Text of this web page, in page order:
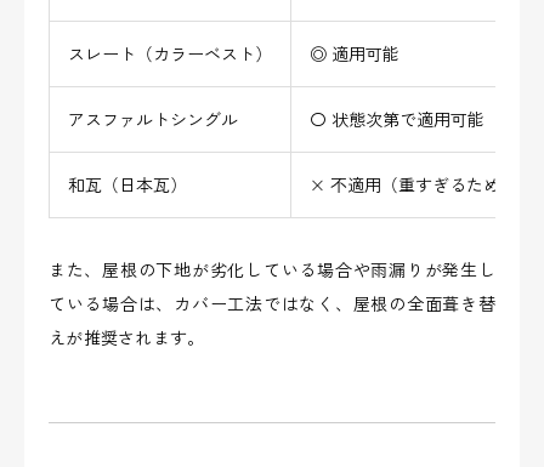
スレート（カラーベスト） ◎ 適用可能
アスファルトシングル 〇 状態次第で適用可能
和瓦（日本瓦） × 不適用（重すぎるため）
また、屋根の下地が劣化している場合や雨漏りが発生し
ている場合は、カバー工法ではなく、屋根の全面葺き替
えが推奨されます。